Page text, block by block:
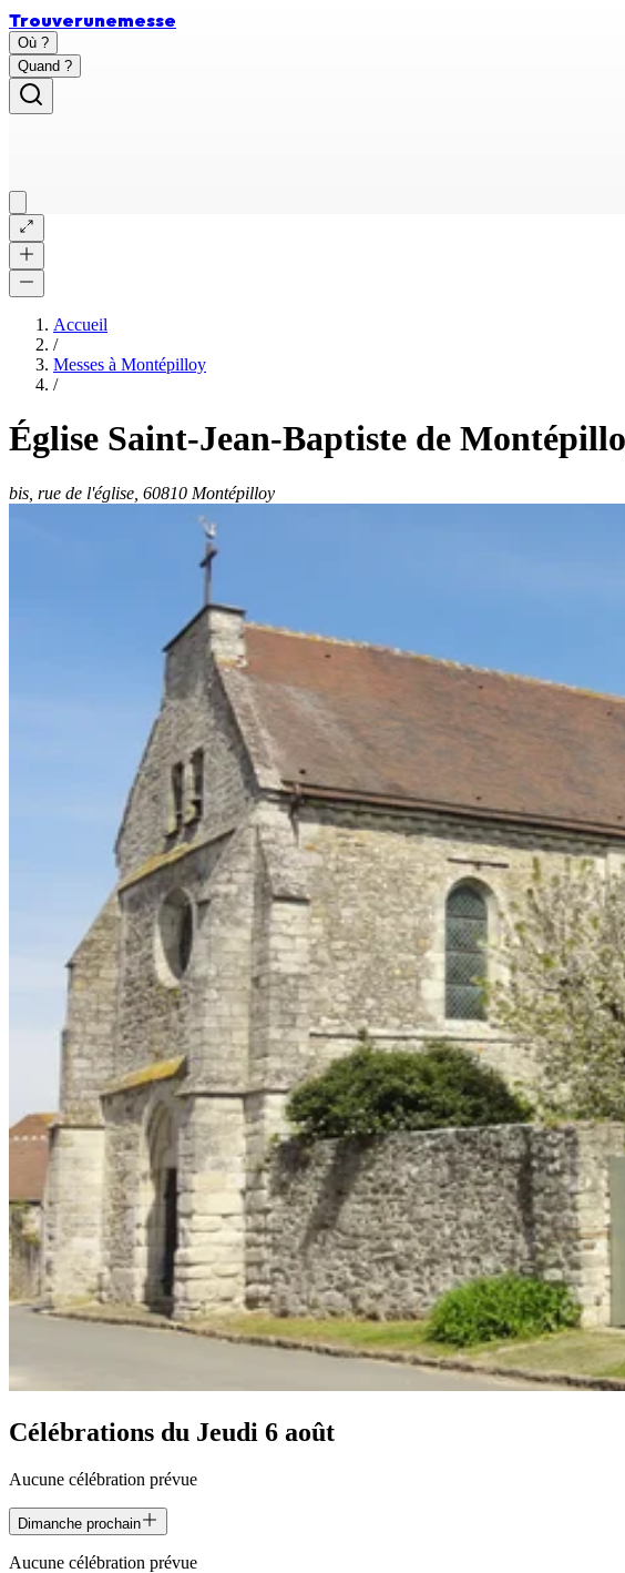
Trouverunemesse
Où ?
Quand ?
Accueil
/
Messes à Montépilloy
/
Église Saint-Jean-Baptiste de
bis, rue de l'église, 60810 Montépilloy
Célébrations du Jeudi 6 août
Aucune célébration prévue
Dimanche prochain
Aucune célébration prévue